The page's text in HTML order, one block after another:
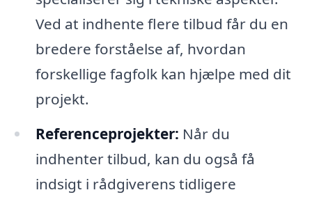
Ved at indhente flere tilbud får du en
bredere forståelse af, hvordan
forskellige fagfolk kan hjælpe med dit
projekt.
Referenceprojekter: Når du
indhenter tilbud, kan du også få
indsigt i rådgiverens tidligere